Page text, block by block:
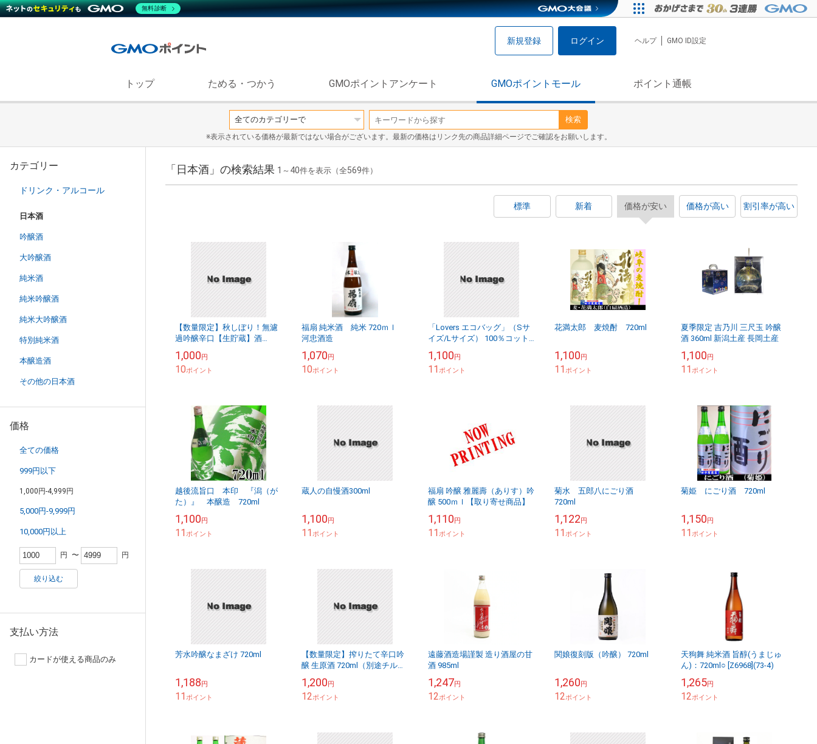
新規登録 ログイン ヘルプ GMO ID設定
トップ ためる・つかう GMOポイントアンケート GMOポイントモール ポイント通帳
検索
※表示されている価格が最新ではない場合がございます。最新の価格はリンク先の商品詳細ページでご確認をお願いします。
カテゴリー
ドリンク・アルコール
日本酒
吟醸酒
大吟醸酒
純米酒
純米吟醸酒
純米大吟醸酒
特別純米酒
本醸造酒
その他の日本酒
価格
全ての価格
999円以下
1,000円-4,999円
5,000円-9,999円
10,000円以上
円 〜 円
絞り込む
支払い方法
カードが使える商品のみ
「日本酒」の検索結果 1 ～ 40件を表示（全569件）
標準 新着 価格が安い 価格が高い 割引率が高い
【数量限定】秋しぼり！無濾
過吟醸辛口【生貯蔵】酒
1,000円
10ポイント
福扇 純米酒 純米 720ｍｌ
河忠酒造
1,070円
10ポイント
「Lovers エコバッグ」（Sサ
イズ/Lサイズ） 100％コット
クです
1,100円
11ポイント
花満太郎 麦焼酎 720ml
1,100円
11ポイント
夏季限定 吉乃川 三尺玉 吟醸
酒 360ml 新潟土産 長岡土産
1,100円
11ポイント
越後流旨口 本印 『潟（が
た）』 本醸造 720ml
1,100円
11ポイント
蔵人の自慢酒300ml
1,100円
11ポイント
福扇 吟醸 雅麗壽（ありす）吟
醸 500ｍｌ【取り寄せ商品】
1,110円
11ポイント
菊水 五郎八にごり酒
720ml
1,122円
11ポイント
菊姫 にごり酒 720ml
1,150円
11ポイント
芳水吟醸なまざけ 720ml
1,188円
11ポイント
【数量限定】搾りたて辛口吟
醸 生原酒 720ml（別途チルド
1,200円
12ポイント
遠藤酒造場謹製 造り酒屋の甘
酒 985ml
1,247円
12ポイント
関娘復刻版（吟醸） 720ml
1,260円
12ポイント
天狗舞 純米酒 旨醇(うまじゅ
ん)：720ml○ [Z6968](73-4)
1,265円
12ポイント
無料診断